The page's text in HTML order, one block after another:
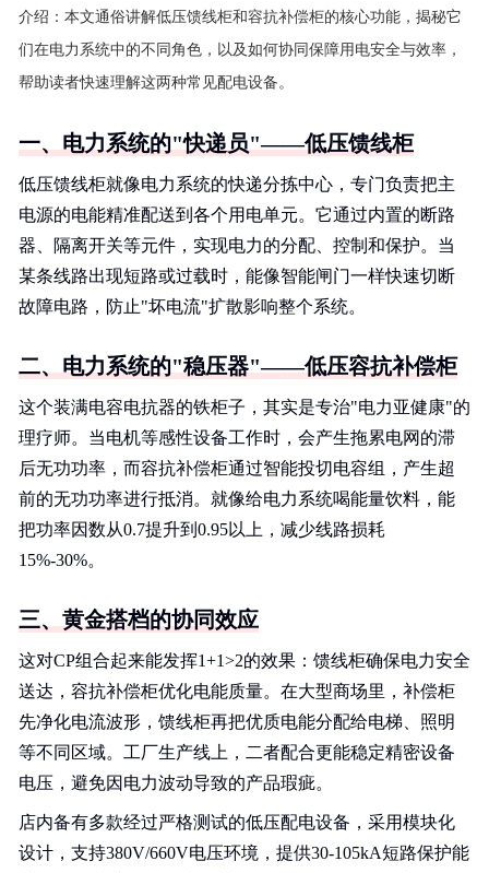
介绍： 本文通俗讲解低压馈线柜和容抗补偿柜的核心功能，揭秘它
们在电力系统中的不同角色，以及如何协同保障用电安全与效率，
帮助读者快速理解这两种常见配电设备。
一、电力系统的"快递员"——低压馈线柜
低压馈线柜就像电力系统的快递分拣中心，专门负责把主
电源的电能精准配送到各个用电单元。它通过内置的断路
器、隔离开关等元件，实现电力的分配、控制和保护。当
某条线路出现短路或过载时，能像智能闸门一样快速切断
故障电路，防止"坏电流"扩散影响整个系统。
二、电力系统的"稳压器"——低压容抗补偿柜
这个装满电容电抗器的铁柜子，其实是专治"电力亚健康"的
理疗师。当电机等感性设备工作时，会产生拖累电网的滞
后无功功率，而容抗补偿柜通过智能投切电容组，产生超
前的无功功率进行抵消。就像给电力系统喝能量饮料，能
把功率因数从0.7提升到0.95以上，减少线路损耗
15%-30%。
三、黄金搭档的协同效应
这对CP组合起来能发挥1+1>2的效果：馈线柜确保电力安全
送达，容抗补偿柜优化电能质量。在大型商场里，补偿柜
先净化电流波形，馈线柜再把优质电能分配给电梯、照明
等不同区域。工厂生产线上，二者配合更能稳定精密设备
电压，避免因电力波动导致的产品瑕疵。
店内备有多款经过严格测试的低压配电设备，采用模块化
设计，支持380V/660V电压环境，提供30-105kA短路保护能